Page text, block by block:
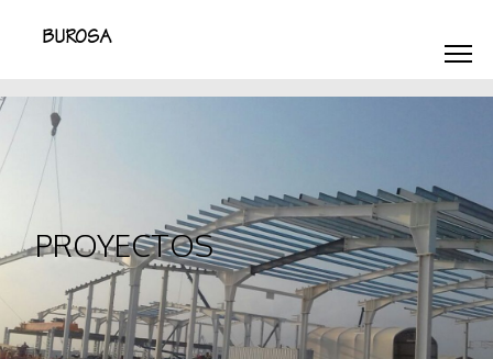
PROYECTOS